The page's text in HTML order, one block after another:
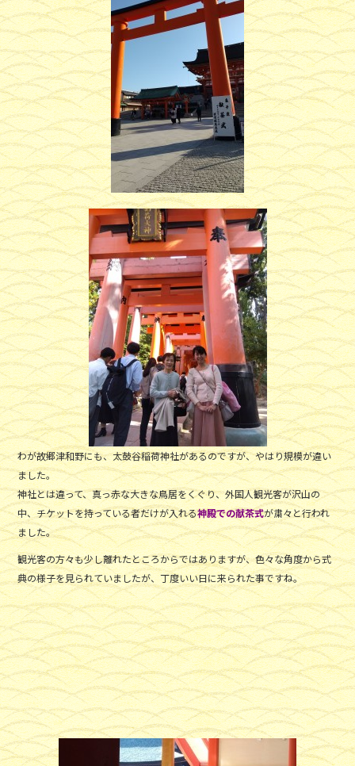
わが故郷津和野にも、太鼓谷稲荷神社があるのですが、やはり規模が違い
ました。
神社とは違って、真っ赤な大きな鳥居をくぐり、外国人観光客が沢山の
中、チケットを持っている者だけが入れる神殿での献茶式が粛々と行われ
ました。
観光客の方々も少し離れたところからではありますが、色々な角度から式
典の様子を見られていましたが、丁度いい日に来られた事ですね。